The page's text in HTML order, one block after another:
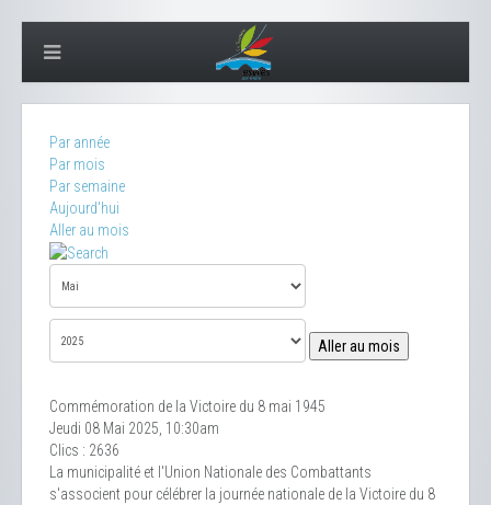
Par année
Par mois
Par semaine
Aujourd'hui
Aller au mois
Aller au mois
Commémoration de la Victoire du 8 mai 1945
Jeudi 08 Mai 2025, 10:30am
Clics : 2636
La municipalité et l'Union Nationale des Combattants
s'associent pour célébrer la journée nationale de la Victoire du 8